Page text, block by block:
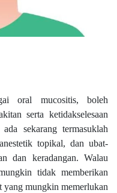
oral mucositis, boleh
serta ketidakselesaan
sekarang termasuklah
topikal, dan ubat-
dan keradangan. Walau
tidak memberikan
yang mungkin memerlukan